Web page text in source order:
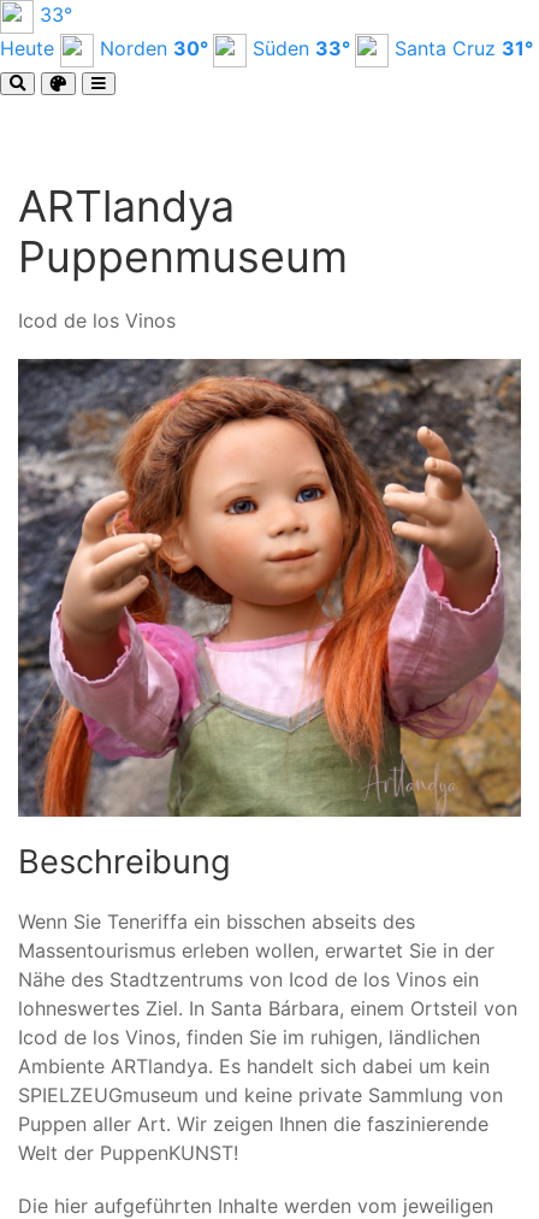
33°
Heute
Norden 30° Süden 33° Santa Cruz 31°
ARTlandya
Puppenmuseum
Icod de los Vinos
Beschreibung
Wenn Sie Teneriffa ein bisschen abseits des
Massentourismus erleben wollen, erwartet Sie in der
Nähe des Stadtzentrums von Icod de los Vinos ein
lohneswertes Ziel. In Santa Bárbara, einem Ortsteil von
Icod de los Vinos, finden Sie im ruhigen, ländlichen
Ambiente ARTlandya. Es handelt sich dabei um kein
SPIELZEUGmuseum und keine private Sammlung von
Puppen aller Art. Wir zeigen Ihnen die faszinierende
Welt der PuppenKUNST!
Die hier aufgeführten Inhalte werden vom jeweiligen